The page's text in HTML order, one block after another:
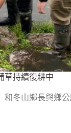
草持續復耕中
和冬山鄉長與鄉公